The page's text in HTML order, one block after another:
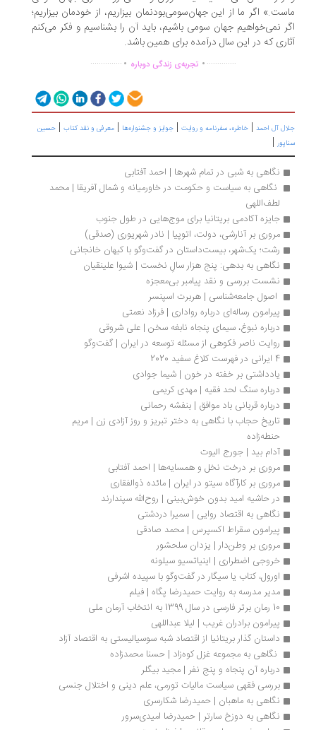
اگر ما از این جهان‌سومی‌بودنمان بیزاریم، از خودمان بیزاریم؛
نمی‌خواهیم جهان سومی باشیم، باید آن را بشناسیم و فکر می‌کنم
که در این سال درآمده برای همین باشد.
................تجربه‌ی زندگی دوباره ...............
آل احمد|خاطره، سفرنامه‌ و روایت|جوایز و جشنواره‌ها|معرفی و نقد کتاب|حسین
نگاهی به شبی در تمام شهرها | احمد آفتابی
لطف‌اللهی
جایزه آکادمی بریتانیا برای موج‌هایی در طول جنوب
مروری بر آنارشی، دولت، اتوپیا | نادر شهریوری (صدقی)
رشت؛ یک‌شهر، بیست‌داستان در گفت‌وگو با کیهان خانجانی
نگاهی به بدهی: پنج هزار سالِ نخست | شیوا علینقیان
نشست بررسی و نقد پیامبر بی‌معجزه
اصول جامعه‌شناسی | هربرت اسپنسر
پیرامون رساله‌ای درباره رواداری | فرزاد نعمتی
درباره نبوغ، سیمای پنجاه نابغه سخن | علی شروقی
روایت ناصر فکوهی از مسئله توسعه در ایران | گفت‌وگو
یادداشتی بر خفته در خون | شیما جوادی
درباره سنگ لحد فقیه | مهدی کریمی
درباره قربانی باد موافق | بنفشه رحمانی
تاریخ حجاب با نگاهی به دختر تبریز و روز آزادی زن | مریم
حنطه‌زاده
آدام بید | جورج الیوت
مروری بر درخت نخل و همسایه‌ها | احمد آفتابی
مروری بر کارآگاه سیتو در ایران | مائده ذوالفقاری
در حاشیه امید بدون خوش‌بینی | روح‌الله سپندارند
نگاهی به اقتصاد روایی | سمیرا دردشتی
پیرامون سقراط اکسپرس | محمد صادقی
مروری بر وطن‌دار | یزدان سلحشور
خروجی اضطراری | اینیاتسیو سیلونه
اورول، کتاب یا سیگار در گفت‌وگو با سپیده اشرفی
مدیر مدرسه به روایت حمیدرضا پگاه | فیلم
پیرامون برادران غریب | لیلا عبداللهی
داستان گذار بریتانیا از اقتصاد شبه سوسیالیستی به اقتصاد آزاد
نگاهی به مجموعه غزل کوه‌زاد | حسنا محمدزاده
درباره آن پنجاه و پنج نفر | مجید بیگلر
بررسی فقهی سیاست مالیات تورمی، علم دینی و اختلال جنسی
نگاهی به ماهبان | حمیدرضا شکارسری
نگاهی به دوزخ سارتر | حمیدرضا امیدی‌سرور